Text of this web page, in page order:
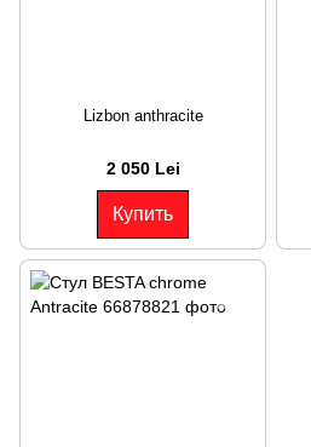
Lizbon anthracite
2 050 Lei
Купить